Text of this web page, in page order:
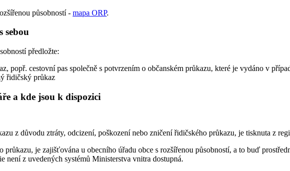
působností - mapa ORP.
sebou
předložte:
popř. cestovní pas společně s potvrzením o občanském průkazu, které je vydáno v
řidičský průkaz
a kde jsou k dispozici
z důvodu ztráty, odcizení, poškození nebo zničení řidičského průkazu, je tisknuta z
je zajišťována u obecního úřadu obce s rozšířenou působností, a to buď
není z uvedených systémů Ministerstva vnitra dostupná.